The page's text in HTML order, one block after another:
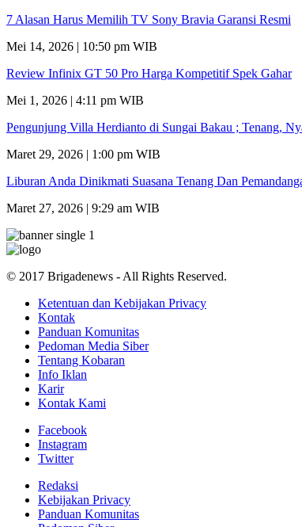
7 Alasan Harus Memilih TV Sony Bravia Garansi Resmi
Mei 14, 2026 | 10:50 pm WIB
Review Infinix GT 50 Pro Harga Kompetitif Spek Gahar
Mei 1, 2026 | 4:11 pm WIB
Pengunjung Villa Herdianto di Sungai Bakau ; Tenang,
Maret 29, 2026 | 1:00 pm WIB
Liburan Anda Dinikmati Suasana Tenang Dan
Maret 27, 2026 | 9:29 am WIB
© 2017 Brigadenews - All Rights Reserved.
Ketentuan dan Kebijakan Privacy
Kontak
Panduan Komunitas
Pedoman Media Siber
Tentang Kobaran
Info Iklan
Karir
Kontak Kami
Facebook
Instagram
Twitter
Redaksi
Kebijakan Privacy
Panduan Komunitas